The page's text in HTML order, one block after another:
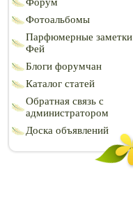
Фотоальбомы
Парфюмерные заметки
Фей
Блоги форумчан
Каталог статей
Обратная связь с
администратором
Доска объявлений